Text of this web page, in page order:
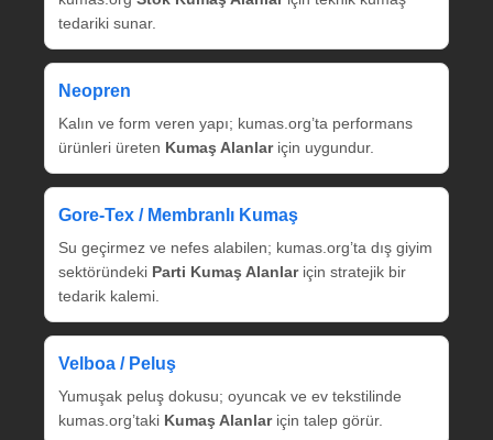
tedariki sunar.
Neopren
Kalın ve form veren yapı; kumas.org’ta performans
ürünleri üreten Kumaş Alanlariçin uygundur.
Gore‑Tex / Membranlı Kumaş
Su geçirmez ve nefes alabilen; kumas.org’ta dış giyim
sektöründeki Parti Kumaş Alanlariçin stratejik bir
tedarik kalemi.
Velboa / Peluş
Yumuşak peluş dokusu; oyuncak ve ev tekstilinde
kumas.org’taki Kumaş Alanlariçin talep görür.